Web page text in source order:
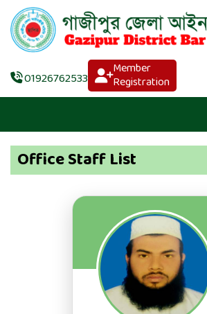
01926762533 Member
Registration
Office Staff List